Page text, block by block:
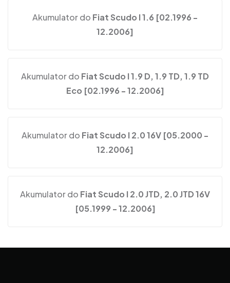
Akumulator do Fiat Scudo I 1.6 [02.1996 -
12.2006]
Akumulator do Fiat Scudo I 1.9 D, 1.9 TD, 1.9 TD
Eco [02.1996 - 12.2006]
Akumulator do Fiat Scudo I 2.0 16V [05.2000 -
12.2006]
Akumulator do Fiat Scudo I 2.0 JTD, 2.0 JTD 16V
[05.1999 - 12.2006]